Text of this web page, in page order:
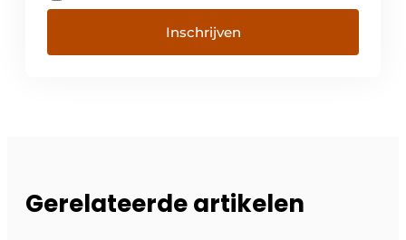
Inschrijven
Gerelateerde artikelen